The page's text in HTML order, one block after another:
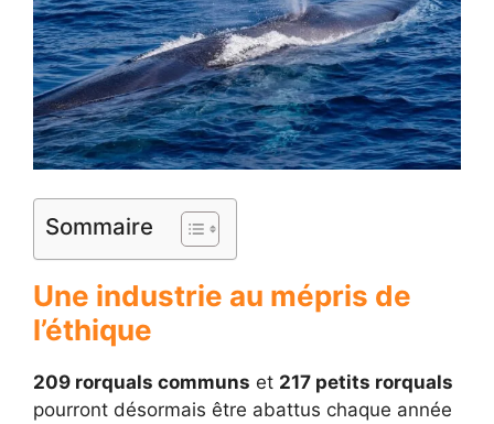
Sommaire
Une industrie au mépris de
l’éthique
209 rorquals communs et 217 petits rorquals
pourront désormais être abattus chaque année